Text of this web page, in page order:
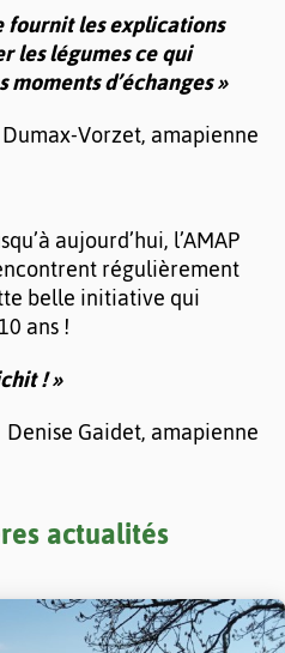
fournit les explications
les légumes ce qui
d’échanges »
Vorzet, amapienne
aujourd’hui, l’AMAP
régulièrement
belle initiative qui
ans !
! »
Denise Gaidet, amapienne
actualités